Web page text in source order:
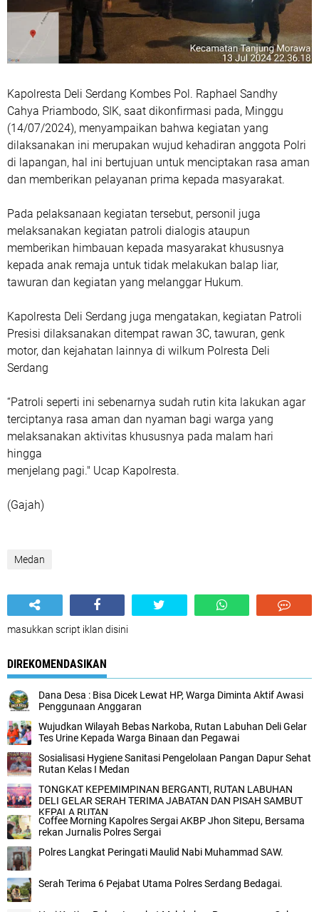
Kapolresta Deli Serdang Kombes Pol. Raphael Sandhy
Cahya Priambodo, SIK, saat dikonfirmasi pada, Minggu
(14/07/2024), menyampaikan bahwa kegiatan yang
dilaksanakan ini merupakan wujud kehadiran anggota Polri
di lapangan, hal ini bertujuan untuk menciptakan rasa aman
dan memberikan pelayanan prima kepada masyarakat.
Pada pelaksanaan kegiatan tersebut, personil juga
melaksanakan kegiatan patroli dialogis ataupun
memberikan himbauan kepada masyarakat khususnya
kepada anak remaja untuk tidak melakukan balap liar,
tawuran dan kegiatan yang melanggar Hukum.
Kapolresta Deli Serdang juga mengatakan, kegiatan Patroli
Presisi dilaksanakan ditempat rawan 3C, tawuran, genk
motor, dan kejahatan lainnya di wilkum Polresta Deli
Serdang
“Patroli seperti ini sebenarnya sudah rutin kita lakukan agar
terciptanya rasa aman dan nyaman bagi warga yang
melaksanakan aktivitas khususnya pada malam hari
hingga
menjelang pagi." Ucap Kapolresta.
(Gajah)
Medan
masukkan script iklan disini
DIREKOMENDASIKAN
Dana Desa : Bisa Dicek Lewat HP, Warga Diminta Aktif Awasi
Penggunaan Anggaran
Wujudkan Wilayah Bebas Narkoba, Rutan Labuhan Deli Gelar
Tes Urine Kepada Warga Binaan dan Pegawai
Sosialisasi Hygiene Sanitasi Pengelolaan Pangan Dapur Sehat
Rutan Kelas I Medan
TONGKAT KEPEMIMPINAN BERGANTI, RUTAN LABUHAN
DELI GELAR SERAH TERIMA JABATAN DAN PISAH SAMBUT
KEPALA RUTAN
Coffee Morning Kapolres Sergai AKBP Jhon Sitepu, Bersama
rekan Jurnalis Polres Sergai
Polres Langkat Peringati Maulid Nabi Muhammad SAW.
Serah Terima 6 Pejabat Utama Polres Serdang Bedagai.